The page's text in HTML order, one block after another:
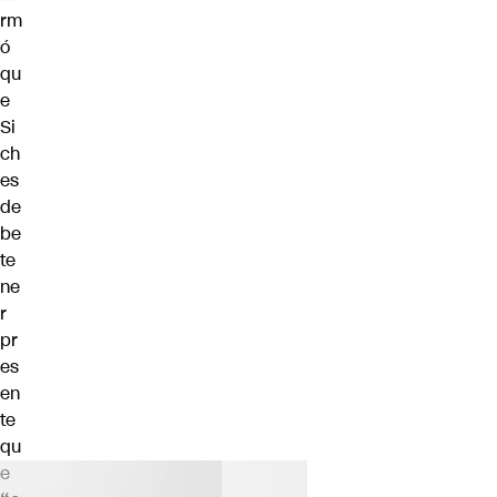
rm
ó
qu
e
Si
ch
es
de
be
te
ne
r
pr
es
en
te
qu
e